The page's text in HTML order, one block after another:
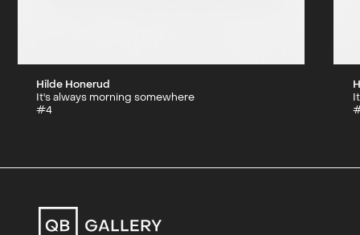
Hilde Honerud
It's always morning somewhere
#4